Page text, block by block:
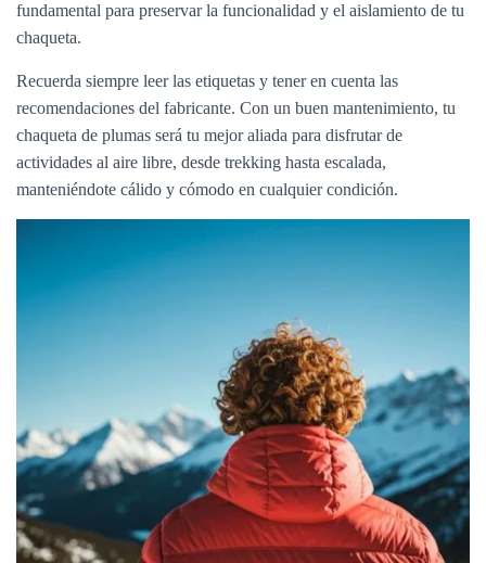
fundamental para preservar la funcionalidad y el aislamiento de tu
chaqueta.
Recuerda siempre leer las etiquetas y tener en cuenta las
recomendaciones del fabricante. Con un buen mantenimiento, tu
chaqueta de plumas será tu mejor aliada para disfrutar de
actividades al aire libre, desde trekking hasta escalada,
manteniéndote cálido y cómodo en cualquier condición.